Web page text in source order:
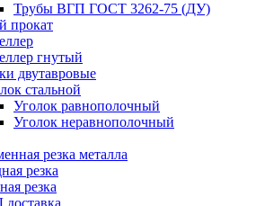
Трубы ВГП ГОСТ 3262-75 (ДУ)
прокат
гнутый
двутавровые
стальной
Уголок равнополочный
Уголок неравнополочный
резка металла
резка
резка